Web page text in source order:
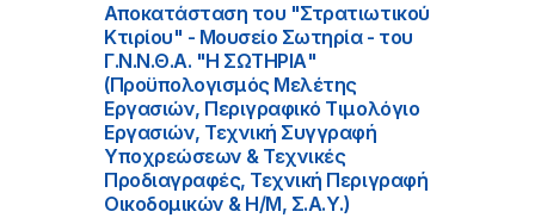
Αποκατάσταση του "Στρατιωτικού
Κτιρίου" - Μουσείο Σωτηρία - του
Γ.Ν.Ν.Θ.Α. "Η ΣΩΤΗΡΙΑ"
(Προϋπολογισμός Μελέτης
Εργασιών, Περιγραφικό Τιμολόγιο
Εργασιών, Τεχνική Συγγραφή
Υποχρεώσεων & Τεχνικές
Προδιαγραφές, Τεχνική Περιγραφή
Οικοδομικών & Η/Μ, Σ.Α.Υ.)